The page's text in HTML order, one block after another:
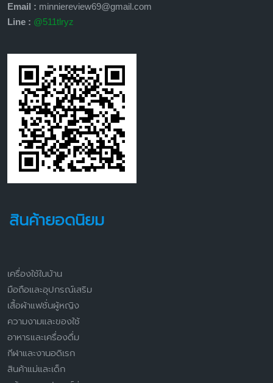
Email : minniereview69@gmail.com
Line : @511tlryz
สินค้ายอดนิยม
เครื่องใช้ในบ้าน
มือถือและอุปกรณ์เสริม
เสื้อผ้าแฟชั่นผู้หญิง
ความงามและของใช้
อาหารและเครื่องดื่ม
กีฬาและงานอดิเรก
สินค้าแม่และเด็ก